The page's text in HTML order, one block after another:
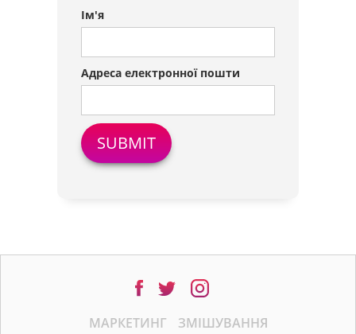
Ім'я
Адреса електронної пошти
МАРКЕТИНГ
ЗМІШУВАННЯ